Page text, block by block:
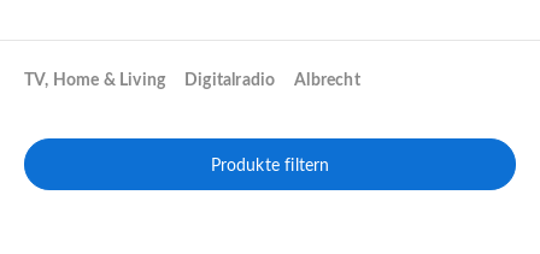
TV, Home & Living Digitalradio Albrecht
Produkte filtern